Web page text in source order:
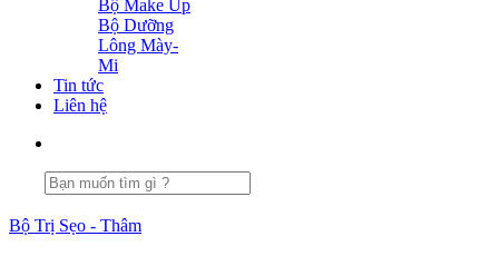
Bộ Make Up
Bộ Dưỡng
Lông Mày-
Mi
Tin tức
Liên hệ
Bộ Trị Sẹo - Thâm